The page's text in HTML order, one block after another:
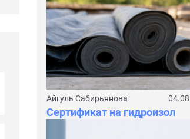
Айгуль Сабирьянова
Сертификат на гидроизол